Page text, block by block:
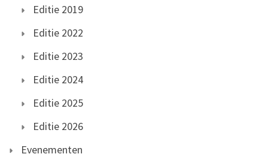
Editie 2019
Editie 2022
Editie 2023
Editie 2024
Editie 2025
Editie 2026
Evenementen